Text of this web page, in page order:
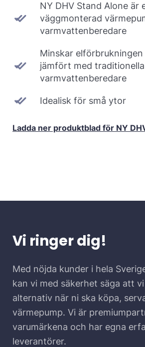
NY DHV Stand Alone är
väggmonterad
varmvattenberedare
Minskar elförbrukningen
jämfört med
varmvattenberedare
Idealisk för små ytor
Ladda ner produktblad för NY
Vi ringer dig!
Med nöjda kunder i hela
kan vi med säkerhet säga att
alternativ när ni ska köpa,
värmepump. Vi är
varumärkena och har egna
leverantörer.